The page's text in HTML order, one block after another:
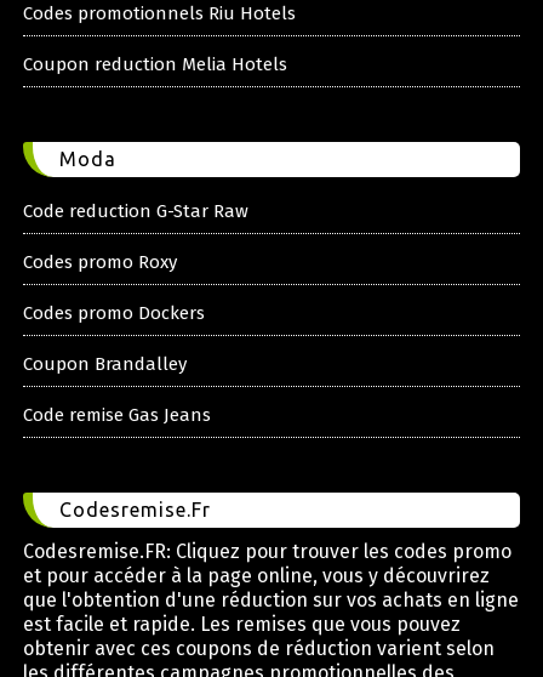
Codes promotionnels Riu Hotels
Coupon reduction Melia Hotels
Moda
Code reduction G-Star Raw
Codes promo Roxy
Codes promo Dockers
Coupon Brandalley
Code remise Gas Jeans
Codesremise.Fr
Codesremise.FR: Cliquez pour trouver les codes promo
et pour accéder à la page online, vous y découvrirez
que l'obtention d'une réduction sur vos achats en ligne
est facile et rapide. Les remises que vous pouvez
obtenir avec ces coupons de réduction varient selon